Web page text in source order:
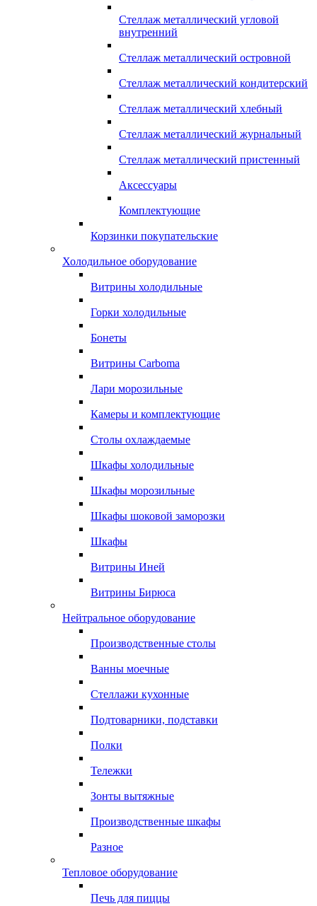
Стеллаж металлический угловой
внутренний
Стеллаж металлический островной
Стеллаж металлический кондитерский
Стеллаж металлический хлебный
Стеллаж металлический журнальный
Стеллаж металлический пристенный
Аксессуары
Комплектующие
Корзинки покупательские
Холодильное оборудование
Витрины холодильные
Горки холодильные
Бонеты
Витрины Carboma
Лари морозильные
Камеры и комплектующие
Столы охлаждаемые
Шкафы холодильные
Шкафы морозильные
Шкафы шоковой заморозки
Шкафы
Витрины Иней
Витрины Бирюса
Нейтральное оборудование
Производственные столы
Ванны моечные
Стеллажи кухонные
Подтоварники, подставки
Полки
Тележки
Зонты вытяжные
Производственные шкафы
Разное
Тепловое оборудование
Печь для пиццы